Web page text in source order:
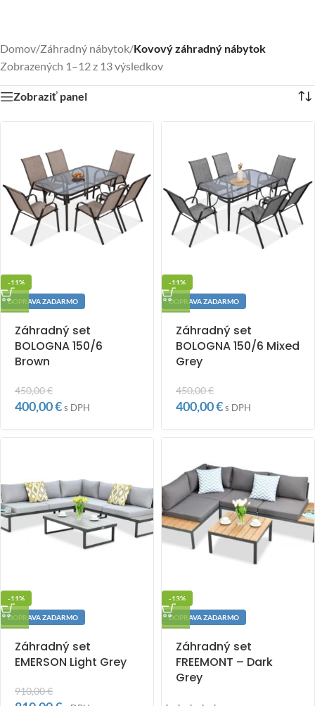
Domov/Záhradný nábytok/Kovový záhradný nábytok
Zobrazených 1–12 z 13 výsledkov
Zobraziť panel
-11%
DOPRAVA ZADARMO
Záhradný set
BOLOGNA 150/6
Brown
450,00€
400,00€s DPH
-11%
DOPRAVA ZADARMO
Záhradný set
BOLOGNA 150/6 Mixed
Grey
450,00€
400,00€s DPH
-11%
DOPRAVA ZADARMO
Záhradný set
EMERSON Light Grey
910,00€
-13%
DOPRAVA ZADARMO
Záhradný set
FREEMONT – Dark
Grey